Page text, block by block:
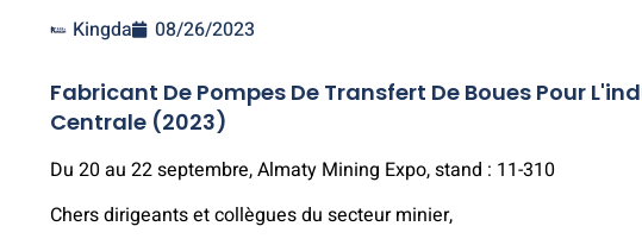
Kingda 08/26/2023
Fabricant De Pompes De Transfert De Boues Pour
Centrale (2023)
Du 20 au 22 septembre, Almaty Mining Expo, stand : 11-310
Chers dirigeants et collègues du secteur minier,